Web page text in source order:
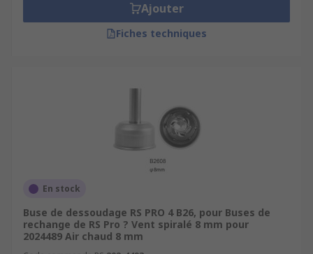
Ajouter
Fiches techniques
En stock
Buse de dessoudage RS PRO 4 B26, pour Buses de
rechange de RS Pro ? Vent spiralé 8 mm pour
2024489 Air chaud 8 mm